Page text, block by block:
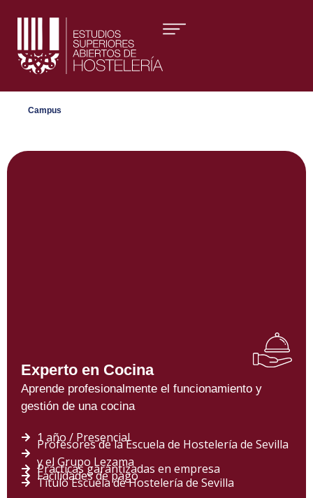
Campus
Experto en Cocina
Aprende profesionalmente el funcionamiento y
gestión de una cocina
1 año / Presencial
Profesores de la Escuela de Hostelería de Sevilla
y el Grupo Lezama
Prácticas garantizadas en empresa
Facilidades de pago
Título Escuela de Hostelería de Sevilla